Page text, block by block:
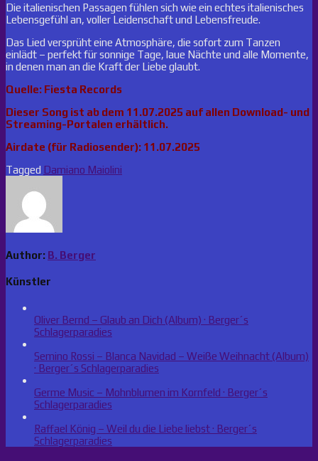
Die italienischen Passagen fühlen sich wie ein echtes italienisches
Lebensgefühl an, voller Leidenschaft und Lebensfreude.
Das Lied versprüht eine Atmosphäre, die sofort zum Tanzen
einlädt – perfekt für sonnige Tage, laue Nächte und alle Momente,
in denen man an die Kraft der Liebe glaubt.
Quelle: Fiesta Records
Dieser Song ist ab dem 11.07.2025 auf allen Download- und
Streaming-Portalen erhältlich.
Airdate (für Radiosender): 11.07.2025
Tagged Damiano Maiolini
Author: B. Berger
Künstler
Oliver Bernd – Glaub an Dich (Album) · Berger´s
Schlagerparadies
Semino Rossi – Blanca Navidad – Weiße Weihnacht (Album)
· Berger´s Schlagerparadies
Germe Music – Mohnblumen im Kornfeld · Berger´s
Schlagerparadies
Raffael König – Weil du die Liebe liebst · Berger´s
Schlagerparadies